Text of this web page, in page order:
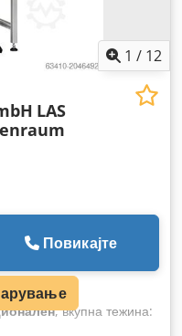
1 / 12
LAS
Повикајте
ново,
, вкупна тежина: